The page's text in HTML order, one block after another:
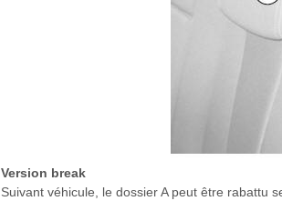
Version break
Suivant véhicule, le dossier A peut être rabattu